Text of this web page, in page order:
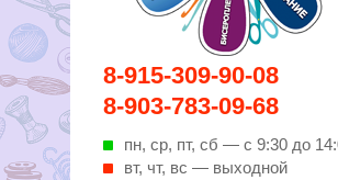
8-915-309-90-08
8-903-783-09-68
пн, ср, пт, cб — с 9:30 до
вт, чт, вс — выходной
Вирутозы иглы. Товары для
шитья и рукоделья